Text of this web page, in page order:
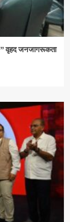
वृहद जनजागरूकता